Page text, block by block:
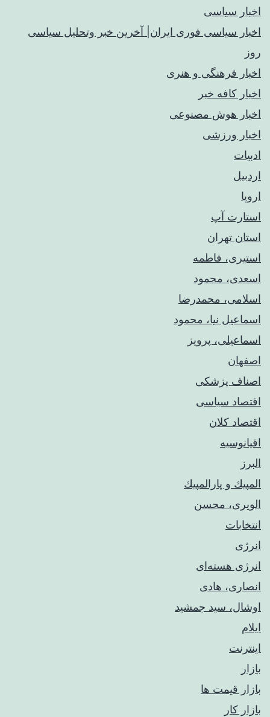
اخبار سیاسی
اخبار سیاسی فوری ایران| آخرین خبر وتحلیل سیاسی
روز
اخبار فرهنگی و هنری
اخبار کافه خبر
اخبار هوش مصنوعی
اخبار ورزشی
ادبیات
اردبیل
اروپا
استارت آپ
استان تهران
استیری، فاطمه
اسعدی، محمود
اسلامی، محمدرضا
اسماعیل نیا، محمود
اسماعیلی، پرویز
اصفهان
اصناف پزشکی
اقتصاد سیاسی
اقتصاد کلان
اقیانوسیه
البرز
المپيك و پارالمپيك
الویری، محسن
انتخابات
انرژی
انرژی هسته‌ای
انصاری، هادی
اوشال، سید جمشید
ایلام
اینترنت
بازار
بازار قیمت ها
بازار کار